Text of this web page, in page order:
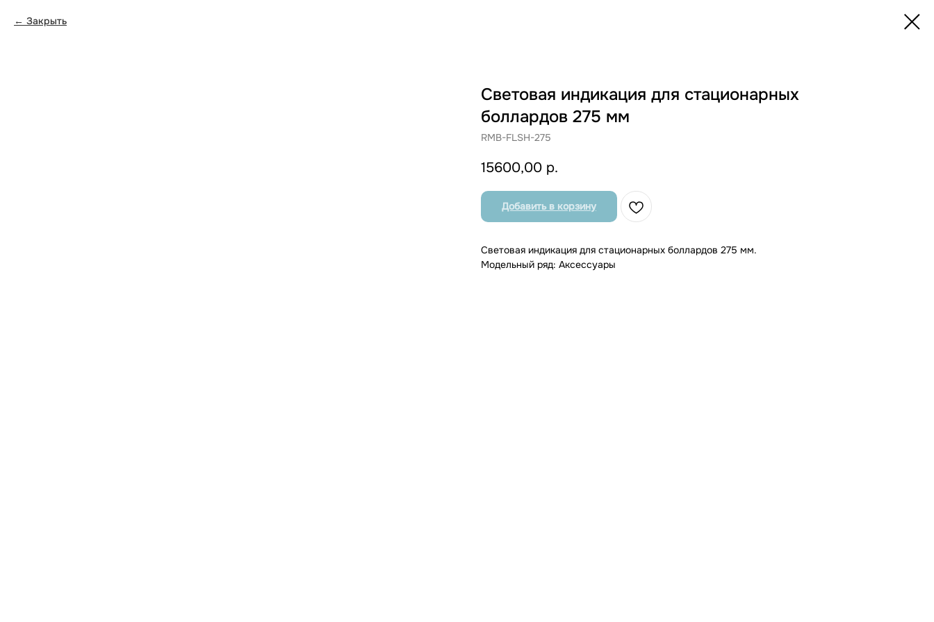
Закрыть
Световая индикация для стационарных
боллардов 275 мм
RMB-FLSH-275
15600,00 р.
Добавить в корзину
Световая индикация для стационарных боллардов 275 мм.
Модельный ряд: Аксессуары